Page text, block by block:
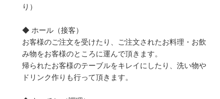
り）
◆ ホール（接客）
お客様のご注文を受けたり、ご注文されたお料理・お飲
み物をお客様のところに運んで頂きます。
帰られたお客様のテーブルをキレイにしたり、洗い物や
ドリンク作りも行って頂きます。